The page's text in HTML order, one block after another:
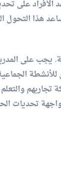
الأفراد على
هذا التحول
على
تجاربهم
تحديات